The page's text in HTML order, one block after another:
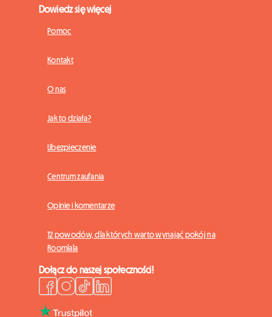
Dowiedz się więcej
Pomoc
Kontakt
O nas
Jak to działa?
Ubezpieczenie
Centrum zaufania
Opinie i komentarze
12 powodów, dla których warto wynająć pokój na
Roomlala
Dołącz do naszej społeczności!